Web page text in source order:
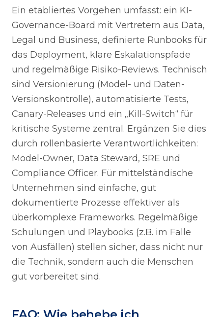
Ein etabliertes Vorgehen umfasst: ein KI-
Governance-Board mit Vertretern aus Data,
Legal und Business, definierte Runbooks für
das Deployment, klare Eskalationspfade
und regelmäßige Risiko-Reviews. Technisch
sind Versionierung (Model- und Daten-
Versionskontrolle), automatisierte Tests,
Canary-Releases und ein „Kill-Switch“ für
kritische Systeme zentral. Ergänzen Sie dies
durch rollenbasierte Verantwortlichkeiten:
Model-Owner, Data Steward, SRE und
Compliance Officer. Für mittelständische
Unternehmen sind einfache, gut
dokumentierte Prozesse effektiver als
überkomplexe Frameworks. Regelmäßige
Schulungen und Playbooks (z.B. im Falle
von Ausfällen) stellen sicher, dass nicht nur
die Technik, sondern auch die Menschen
gut vorbereitet sind.